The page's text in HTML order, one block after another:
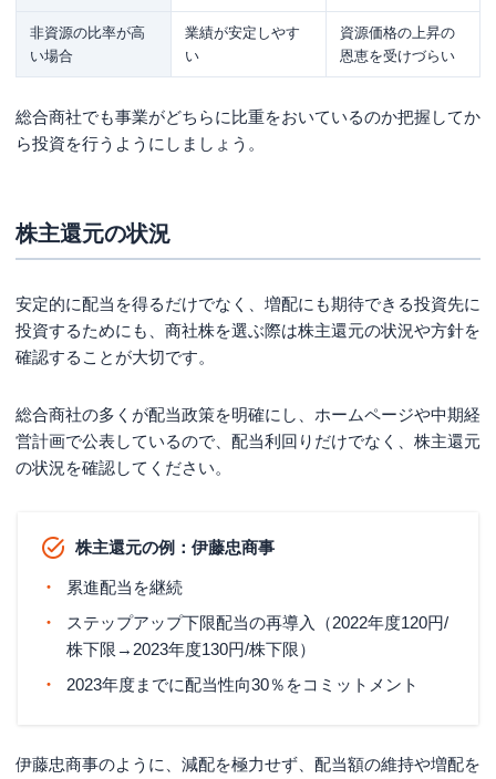
非資源の比率が高
い場合
業績が安定しやす
い
資源価格の上昇の
恩恵を受けづらい
総合商社でも事業がどちらに比重をおいているのか把握してか
ら投資を行うようにしましょう。
株主還元の状況
安定的に配当を得るだけでなく、増配にも期待できる投資先に
投資するためにも、商社株を選ぶ際は株主還元の状況や方針を
確認することが大切です。
総合商社の多くが配当政策を明確にし、ホームページや中期経
営計画で公表しているので、配当利回りだけでなく、株主還元
の状況を確認してください。
株主還元の例：伊藤忠商事
累進配当を継続
ステップアップ下限配当の再導入（2022年度120円/
株下限→2023年度130円/株下限）
2023年度までに配当性向30％をコミットメント
伊藤忠商事のように、減配を極力せず、配当額の維持や増配を